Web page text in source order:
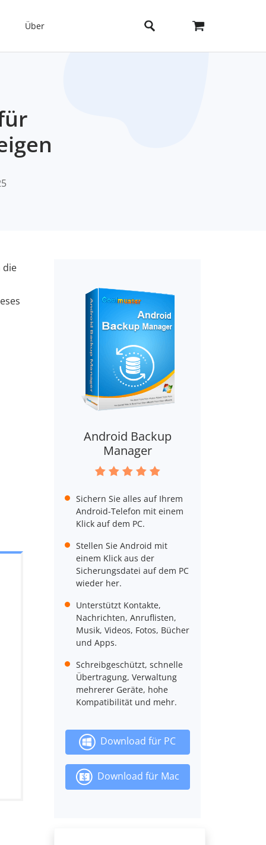
Über
die
Android Backup
Manager
Sichern Sie alles auf Ihrem
Android-Telefon mit einem
Klick auf dem PC.
Stellen Sie Android mit
einem Klick aus der
Sicherungsdatei auf dem PC
wieder her.
Unterstützt Kontakte,
Nachrichten, Anruflisten,
Musik, Videos, Fotos, Bücher
und Apps.
Schreibgeschützt, schnelle
Übertragung, Verwaltung
mehrerer Geräte, hohe
Kompatibilität und mehr.
Download für PC
Download für Mac